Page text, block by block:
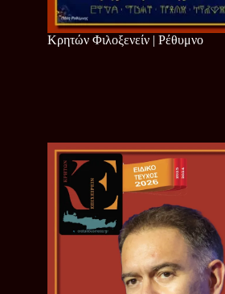
Κρητών Φιλοξενείν | Ρέθυμνο